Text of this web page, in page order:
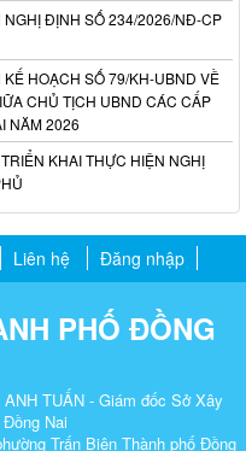
NGHỊ ĐỊNH SỐ 234/2026/NĐ-CP
HOẠCH SỐ 79/KH-UBND VỀ
CHỦ TỊCH UBND CÁC CẤP
NĂM 2026
KHAI THỰC HIỆN NGHỊ
Liên hệ Đăng nhập
PHỐ ĐỒNG
TUẤN - Giám đốc Sở Xây
Nai
Trấn Biên Thành phố Đồng